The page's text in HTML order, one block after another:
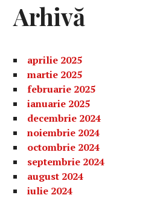
Arhivă
aprilie 2025
martie 2025
februarie 2025
ianuarie 2025
decembrie 2024
noiembrie 2024
octombrie 2024
septembrie 2024
august 2024
iulie 2024